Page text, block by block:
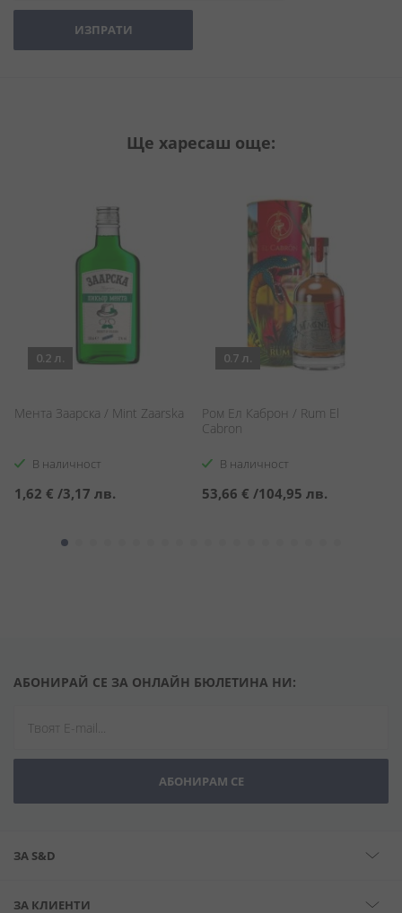
ИЗПРАТИ
Ще харесаш още:
0.2 л.
Мента Заарска / Mint Zaarska
В наличност
1,62 € /3,17 лв.
0.7 л.
Ром Ел Каброн / Rum El
Cabron
В наличност
53,66 € /104,95 лв.
АБОНИРАЙ СЕ ЗА ОНЛАЙН БЮЛЕТИНА НИ:
АБОНИРАМ СЕ
ЗА S&D
ЗА КЛИЕНТИ